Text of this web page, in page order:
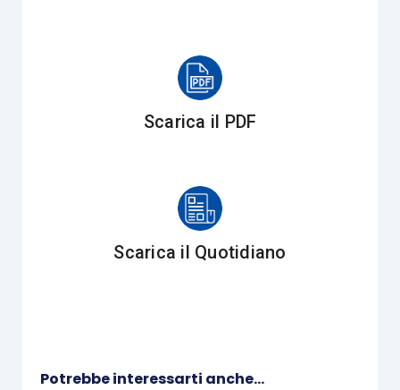
spese di giudizio in caso di rinuncia al
articolo 44, D.Lgs. 546/1992
oggetto di ottemperanza
provvedimenti di chiusura del giudizio
esempio, leordinanze di estinzionee i
Scarica il PDF
Scarica il Quotidiano
Potrebbe interessarti anche...